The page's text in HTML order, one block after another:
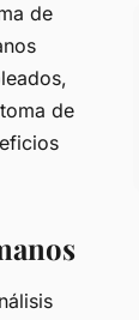
de
de